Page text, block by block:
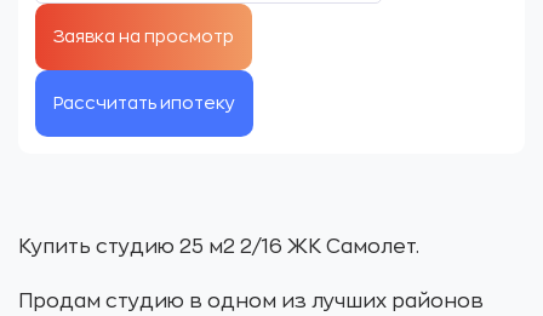
Рассчитать ипотеку
Купить студию 25 м2 2/16 ЖК Самолет.
Продам студию в одном из лучших районов